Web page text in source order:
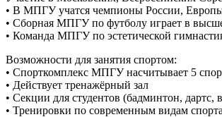
• В МПГУ учатся чемпионы России,
• Сборная МПГУ по футболу играет в
• Команда МПГУ по эстетической
Возможности для занятия спортом:
• Спорткомплекс МПГУ насчитывает 5
• Действует тренажёрный зал
• Секции для студентов (бадминтон, дартс,
• Тренировки по современным видам